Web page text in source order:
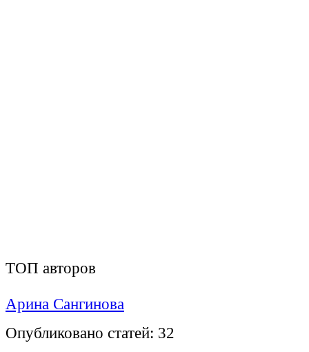
ТОП авторов
Арина Сангинова
Опубликовано статей: 32